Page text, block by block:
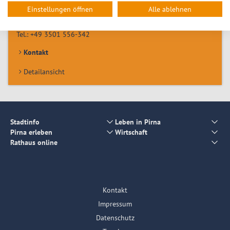
Fachdienst Rechtsangelegenheiten
Am Markt 1/2
Tel.: +49 3501 556-342
Kontakt
Detailansicht
Stadtinfo
Leben in Pirna
Pirna erleben
Wirtschaft
Rathaus online
Kontakt
Impressum
Datenschutz
Einstellungen öffnen Alle ablehnen